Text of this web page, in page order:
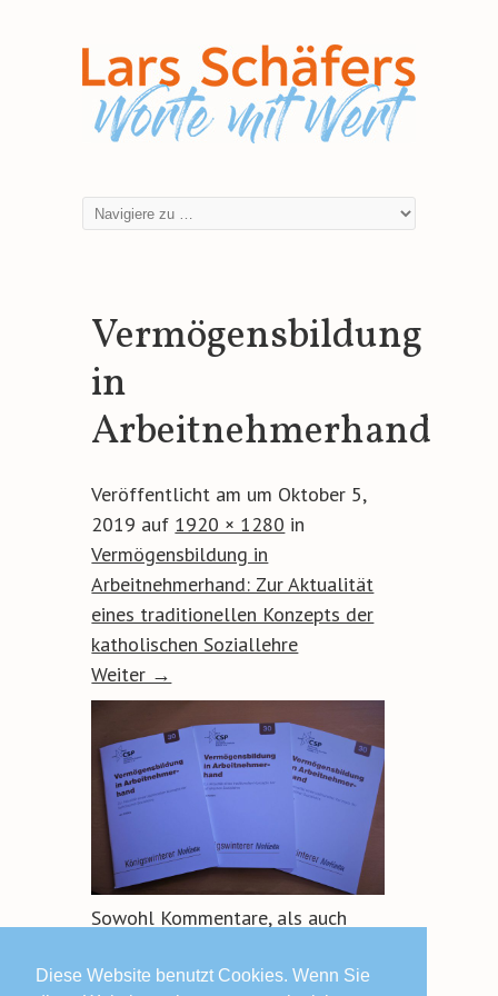
Diese Website benutzt Cookies. Wenn Sie
Vermögensbildung
in
Arbeitnehmerhand
Veröffentlicht am um Oktober 5,
2019 auf 1920 × 1280 in
Vermögensbildung in
Arbeitnehmerhand: Zur Aktualität
eines traditionellen Konzepts der
katholischen Soziallehre
Weiter →
Sowohl Kommentare, als auch